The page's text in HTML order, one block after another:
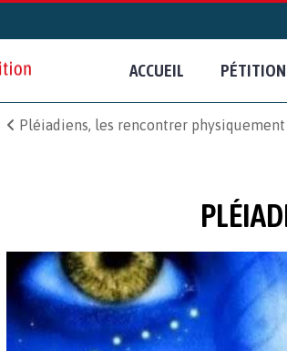
ACCUEIL
Pléiadiens, les rencontrer physiquement